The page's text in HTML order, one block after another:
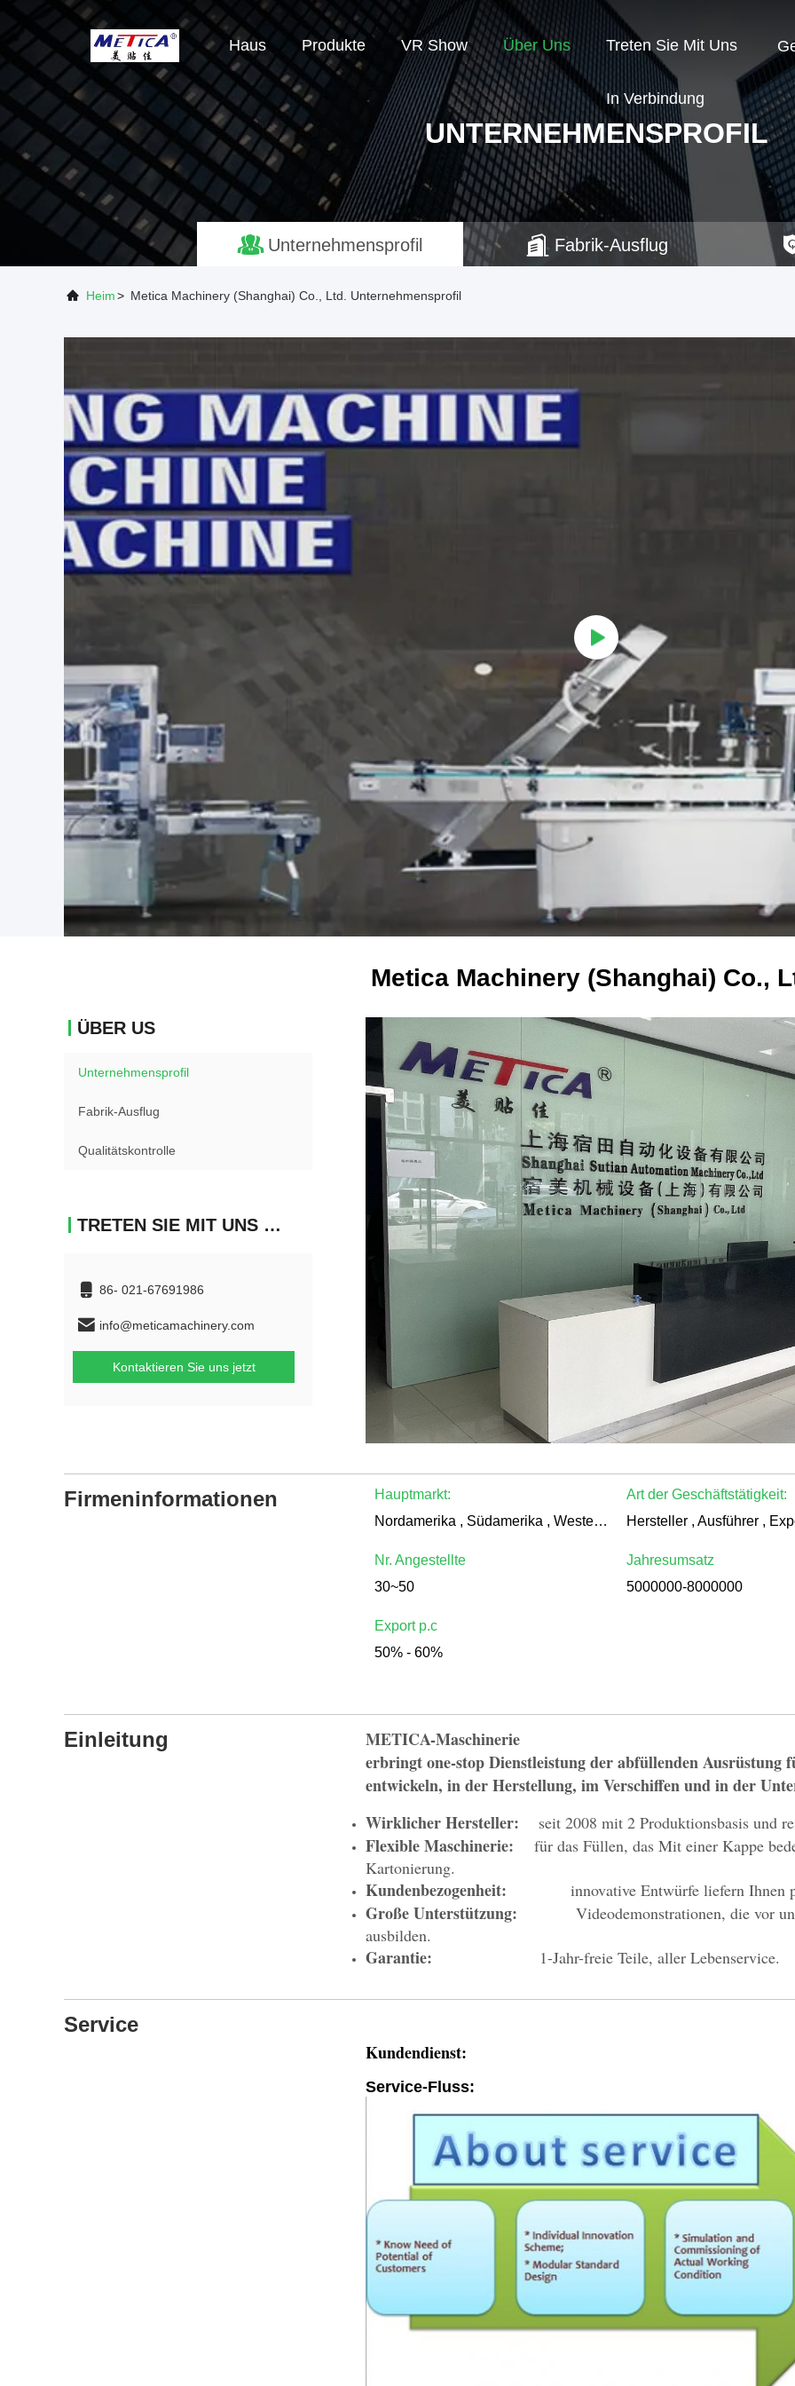
Haus Produkte VR Show Über Uns Treten Sie Mit Uns
In Verbindung
UNTERNEHMENSPROFIL
Unternehmensprofil Fabrik-Ausflug
Heim> Metica Machinery (Shanghai) Co., Ltd. Unternehmensprofil
Metica Machinery (Shanghai) Co.,
ÜBER US
Unternehmensprofil
Fabrik-Ausflug
Qualitätskontrolle
TRETEN SIE MIT UNS IN VERBINDUNG
86- 021-67691986
info@meticamachinery.com
Kontaktieren Sie uns jetzt
Firmeninformationen
Hauptmarkt:
Nordamerika , Südamerika , Westeuropa , Osteuropa , Ostasien , Naher , Naher Osten , Afrika , Ozeanien , Weltweit
Art der Geschäftstätigkeit:
Nr. Angestellte
30~50
Jahresumsatz
5000000-8000000
Export p.c
50% - 60%
Einleitung
METICA-Maschinerie
erbringt one-stop Dienstleistung der abfüllenden Ausrüstung
entwickeln, in der Herstellung, im Verschiffen und in der
Wirklicher Hersteller:
seit 2008 mit 2 Produktionsbasis und
Flexible Maschinerie: für das Füllen, das Mit einer Kappe
Kartonierung.
Kundenbezogenheit: innovative Entwürfe liefern Ihnen
Große Unterstützung:
Videodemonstrationen, die vor
ausbilden.
Garantie: 1-Jahr-freie Teile, aller Lebenservice.
Service
Kundendienst:
Service-Fluss: